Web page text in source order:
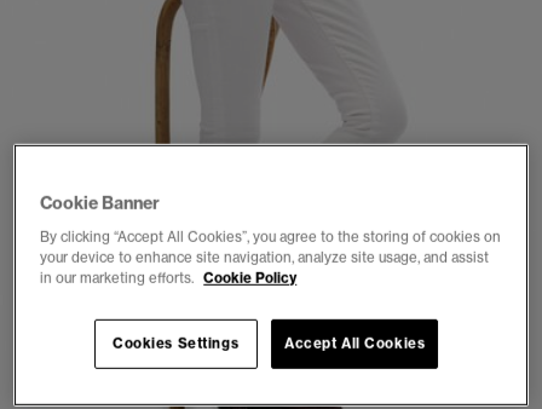
Cookie Banner
By clicking “Accept All Cookies”, you agree to the storing of cookies on
your device to enhance site navigation, analyze site usage, and assist
in our marketing efforts. Cookie Policy
Accept All Cookies
Cookies Settings